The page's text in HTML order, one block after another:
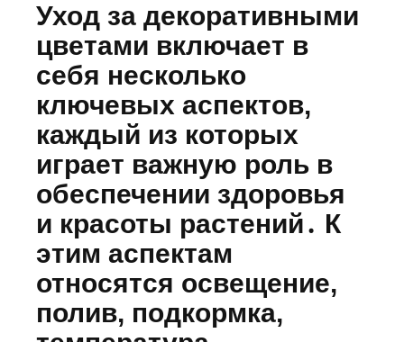
Уход за декоративными
цветами включает в
себя несколько
ключевых аспектов,
каждый из которых
играет важную роль в
обеспечении здоровья
и красоты растений․ К
этим аспектам
относятся освещение,
полив, подкормка,